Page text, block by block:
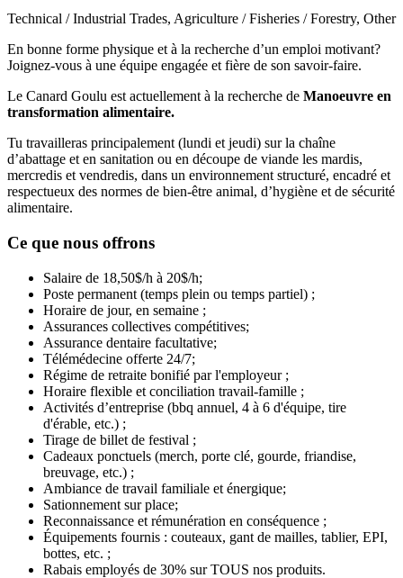
Technical / Industrial Trades, Agriculture / Fisheries / Forestry, Other
En bonne forme physique et à la recherche d’un emploi motivant?
Joignez-vous à une équipe engagée et fière de son savoir-faire.
Le Canard Goulu est actuellement à la recherche de Manoeuvre en
transformation alimentaire.
Tu travailleras principalement (lundi et jeudi) sur la chaîne
d’abattage et en sanitation ou en découpe de viande les mardis,
mercredis et vendredis, dans un environnement structuré, encadré et
respectueux des normes de bien-être animal, d’hygiène et de sécurité
alimentaire.
Ce que nous offrons
Salaire de 18,50$/h à 20$/h;
Poste permanent (temps plein ou temps partiel) ;
Horaire de jour, en semaine ;
Assurances collectives compétitives;
Assurance dentaire facultative;
Télémédecine offerte 24/7;
Régime de retraite bonifié par l'employeur ;
Horaire flexible et conciliation travail-famille ;
Activités d’entreprise (bbq annuel, 4 à 6 d'équipe, tire
d'érable, etc.) ;
Tirage de billet de festival ;
Cadeaux ponctuels (merch, porte clé, gourde, friandise,
breuvage, etc.) ;
Ambiance de travail familiale et énergique;
Sationnement sur place;
Reconnaissance et rémunération en conséquence ;
Équipements fournis : couteaux, gant de mailles, tablier, EPI,
bottes, etc. ;
Rabais employés de 30% sur TOUS nos produits.